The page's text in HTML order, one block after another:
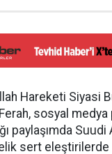
Hareketi Siyasi
sosyal
paylaşımda
sert eleştirilerde